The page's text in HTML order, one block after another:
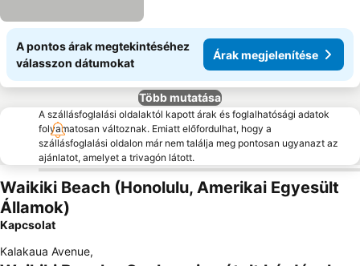
A pontos árak megtekintéséhez
válasszon dátumokat
Árak megjelenítése
Több mutatása
A szállásfoglalási oldalaktól kapott árak és foglalhatósági adatok
folyamatosan változnak. Emiatt előfordulhat, hogy a
szállásfoglalási oldalon már nem találja meg pontosan ugyanazt az
ajánlatot, amelyet a trivagón látott.
Waikiki Beach (Honolulu, Amerikai Egyesült
Államok)
Kapcsolat
Kalakaua Avenue,